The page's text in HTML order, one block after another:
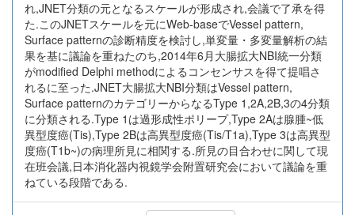
れ,JNET分類の元となるスケールが形成され,会議で了承を得
た.このJNETスケールを元にWeb-baseでVessel pattern,
Surface patternの診断精度を検討し,単変量・多変量解析の結
果を基に議論を重ねたのち,2014年6月大腸拡大NBI統一分類
がmodified Delphi methodによるコンセンサスを得て提唱さ
れるに至った.JNET大腸拡大NBI分類はVessel pattern,
Surface patternのカテゴリーからなるType 1,2A,2B,3の4分類
に分類される.Type 1は過形成性ポリープ,Type 2Aは腺腫~低
異型度癌(Tis),Type 2Bは高異型度癌(Tis/T1a),Type 3は高異型
度癌(T1b~)の病理所見に相関する.所見の目合わせに関して現
在班会議,日本消化器内視鏡学会附置研究会において議論を重
ねている段階である.